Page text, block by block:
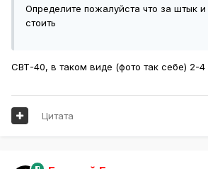
Определите пожалуйста что за штык
стоить
СВТ-40, в таком виде (фото так себе) 2-4
Цитата